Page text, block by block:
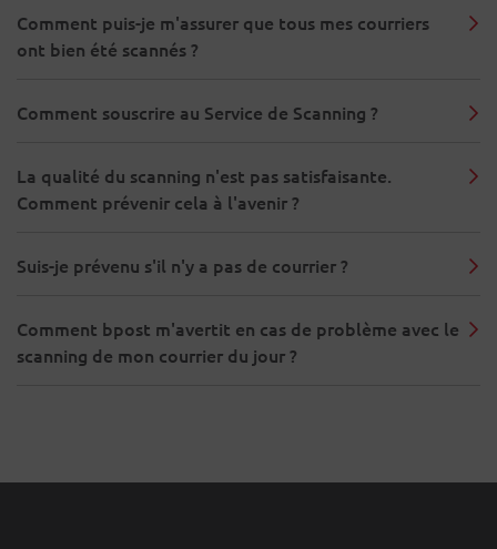
Comment puis-je m'assurer que tous mes courriers
ont bien été scannés ?
Comment souscrire au Service de Scanning ?
La qualité du scanning n'est pas satisfaisante.
Comment prévenir cela à l'avenir ?
Suis-je prévenu s'il n'y a pas de courrier ?
Comment bpost m'avertit en cas de problème avec le
scanning de mon courrier du jour ?